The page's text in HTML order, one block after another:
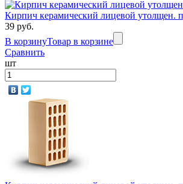
Кирпич керамический лицевой утолщен.
39 руб.
В корзинуТовар в корзине
Сравнить
шт